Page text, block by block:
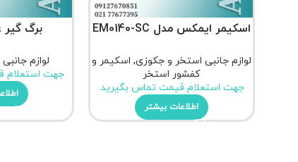
اسکیمر ایمکس مدل EM0140-SC
لوازم جانبی استخر و جکوزی, اسکیمر و
کفشور استخر
جهت استعلام قیمت تماس بگیرید.
اطلاعات بیشتر
برگ
لوازم
جهت استعلام